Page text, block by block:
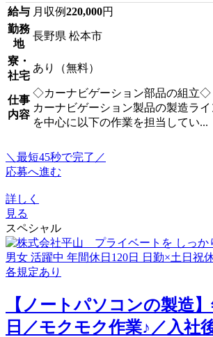
給与 月収例220,000円
勤務
地
長野県 松本市
寮・
社宅
あり（無料）
仕事
内容
◇カーナビゲーション部品の組立◇
カーナビゲーション製品の製造ラ
を中心に以下の作業を担当してい...
＼最短45秒で完了／
応募へ進む
詳しく
見る
スペシャル
【ノートパソコンの製造
日／モクモク作業♪／入社